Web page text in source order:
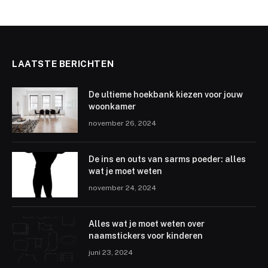
LAATSTE BERICHTEN
De ultieme hoekbank kiezen voor jouw
woonkamer
november 26, 2024
De ins en outs van sarms poeder: alles
wat je moet weten
november 24, 2024
Alles wat je moet weten over
naamstickers voor kinderen
juni 23, 2024